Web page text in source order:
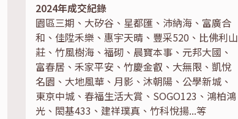
2024年成交紀錄
園區三期、大矽谷、星都匯、沛納海、富廣合
和、佳陞禾樂、惠宇天晴、豐采520、比佛利山
莊、竹風樹海、福砌、晨寶本事、元邦大國、
富春居、禾家平安、竹慶金叡、大無限、凱悅
名園、大地風華、月影、沐朝陽、公學新城、
東京中城、春福生活大賞、SOGO123、鴻柏鴻
光、閎基433、建祥璞真、竹科悅揚...等